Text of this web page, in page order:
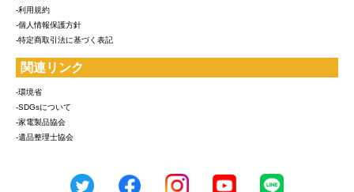
-利用規約
-個人情報保護方針
-特定商取引法に基づく表記
関連リンク
-環境省
-SDGsについて
-家電製品協会
-遺品整理士協会